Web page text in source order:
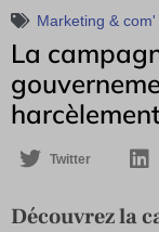
Marketing & com'
La
Twitter
Découvrez la